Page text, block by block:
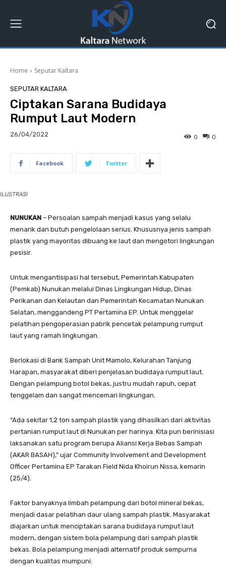
Home Seputar Kaltara
SEPUTAR KALTARA
Ciptakan Sarana Budidaya
Rumput Laut Modern
26/04/2022 0
0
Facebook Twitter
ILUSTRASI
NUNUKAN – Persoalan sampah menjadi kasus yang selalu
menarik dan butuh pengelolaan serius. Khususnya jenis sampah
plastik yang mayoritas dibuang ke laut dan mengotori lingkungan
pesisir.
Untuk mengantisipasi hal tersebut, Pemerintah Kabupaten
(Pemkab) Nunukan melalui Dinas Lingkungan Hidup, Dinas
Perikanan dan Kelautan dan Pemerintah Kecamatan Nunukan
Selatan, menggandeng PT Pertamina EP. Untuk menggelar
pelatihan pengoperasian pabrik pencetak pelampung rumput
laut yang ramah lingkungan.
Berlokasi di Bank Sampah Unit Mamolo, Kelurahan Tanjung
Harapan, masyarakat diberi penjelasan budidaya rumput laut.
Dengan pelampung botol bekas, justru mudah rapuh, cepat
tenggelam dan sangat mencemari lingkungan.
“Ada sekitar 1,2 ton sampah plastik yang dihasilkan dari aktivitas
pertanian rumput laut di Nunukan per harinya. Kita pun berinisiasi
laksanakan satu program berupa Aliansi Kerja Bebas Sampah
(AKAR BASAH),” ujar Community Involvement and Development
Officer Pertamina EP Tarakan Field Nida Khoirun Nissa, kemarin
(25/4).
Faktor banyaknya limbah pelampung dari botol mineral bekas,
menjadi dasar pelatihan daur ulang sampah plastik. Masyarakat
diajarkan untuk menciptakan sarana budidaya rumput laut
modern, dengan sistem bola pelampung dari sampah plastik
bekas. Bola pelampung menjadi alternatif produk sempurna
dengan kualitas mumpuni.